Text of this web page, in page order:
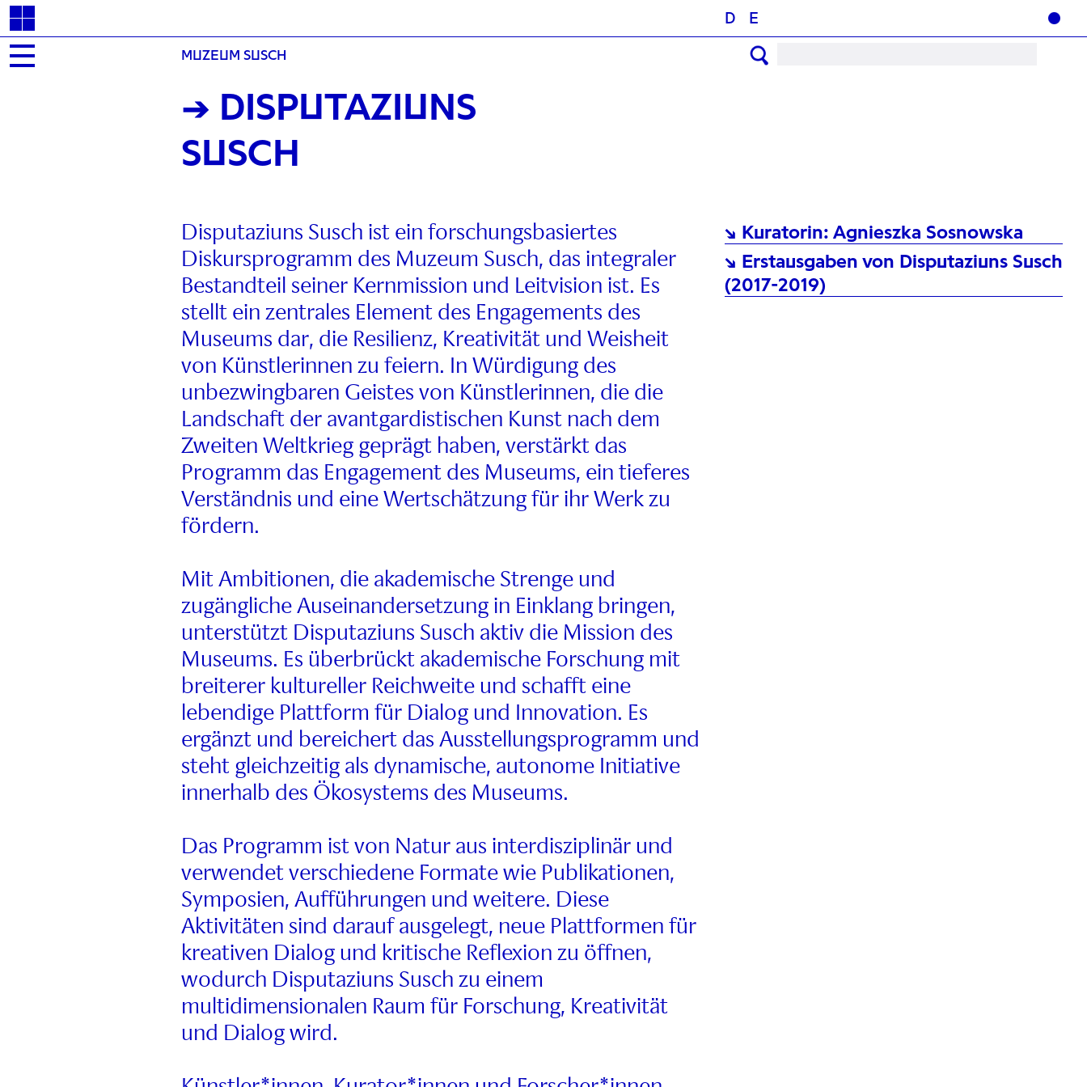
D E
MUZEUM SUSCH
→ DISPUTAZIUNS
SUSCH
Disputaziuns Susch ist ein forschungsbasiertes
Diskursprogramm des Muzeum Susch, das integraler
Bestandteil seiner Kernmission und Leitvision ist. Es
stellt ein zentrales Element des Engagements des
Museums dar, die Resilienz, Kreativität und Weisheit
von Künstlerinnen zu feiern. In Würdigung des
unbezwingbaren Geistes von Künstlerinnen, die die
Landschaft der avantgardistischen Kunst nach dem
Zweiten Weltkrieg geprägt haben, verstärkt das
Programm das Engagement des Museums, ein tieferes
Verständnis und eine Wertschätzung für ihr Werk zu
fördern.
Mit Ambitionen, die akademische Strenge und
zugängliche Auseinandersetzung in Einklang bringen,
unterstützt Disputaziuns Susch aktiv die Mission des
Museums. Es überbrückt akademische Forschung mit
breiterer kultureller Reichweite und schafft eine
lebendige Plattform für Dialog und Innovation. Es
ergänzt und bereichert das Ausstellungsprogramm und
steht gleichzeitig als dynamische, autonome Initiative
innerhalb des Ökosystems des Museums.
Das Programm ist von Natur aus interdisziplinär und
verwendet verschiedene Formate wie Publikationen,
Symposien, Aufführungen und weitere. Diese
Aktivitäten sind darauf ausgelegt, neue Plattformen für
kreativen Dialog und kritische Reflexion zu öffnen,
wodurch Disputaziuns Susch zu einem
multidimensionalen Raum für Forschung, Kreativität
und Dialog wird.
↘ Kuratorin: Agnieszka Sosnowska
↘ Erstausgaben von Disputaziuns Susch
(2017-2019)